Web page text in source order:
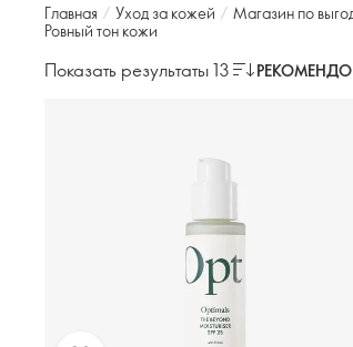
Главная / Уход за кожей / Магазин по
Ровный тон кожи
Показать результаты 13